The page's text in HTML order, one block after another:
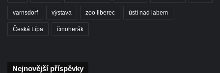
varnsdorf výstava zoo liberec ústí nad labem
Česká Lípa činoherák
Nejnovější příspěvky